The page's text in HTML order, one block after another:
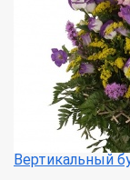
Вертикальный